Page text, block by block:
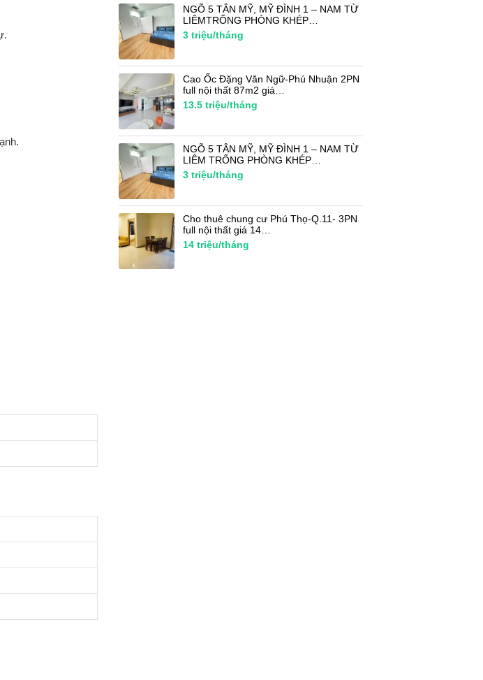
NGÕ 5 TÂN MỸ, MỸ ĐÌNH 1 – NAM TỪ
LIÊMTRỐNG PHÒNG KHÉP…
3 triệu/tháng
Cao Ốc Đặng Văn Ngữ-Phú Nhuận 2PN
full nội thất 87m2 giá…
13.5 triệu/tháng
NGÕ 5 TÂN MỸ, MỸ ĐÌNH 1 – NAM TỪ
LIÊM TRỐNG PHÒNG KHÉP…
3 triệu/tháng
Cho thuê chung cư Phú Thọ-Q.11- 3PN
full nội thất giá 14…
14 triệu/tháng